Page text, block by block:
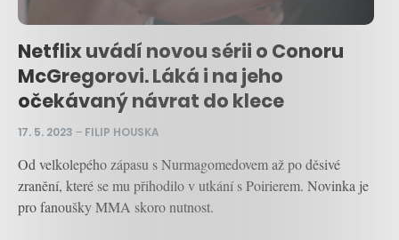
Netflix uvádí novou sérii o Conoru
McGregorovi. Láká i na jeho
očekávaný návrat do klece
17. 5. 2023 – FILIP HOUSKA
Od velkolepého zápasu s Nurmagomedovem až po děsivé
zranění, které se mu přihodilo v utkání s Poirierem. Novinka je
pro fanoušky MMA skoro nutnost.